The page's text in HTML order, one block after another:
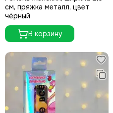
см, пряжка металл, цвет
чёрный
В корзину